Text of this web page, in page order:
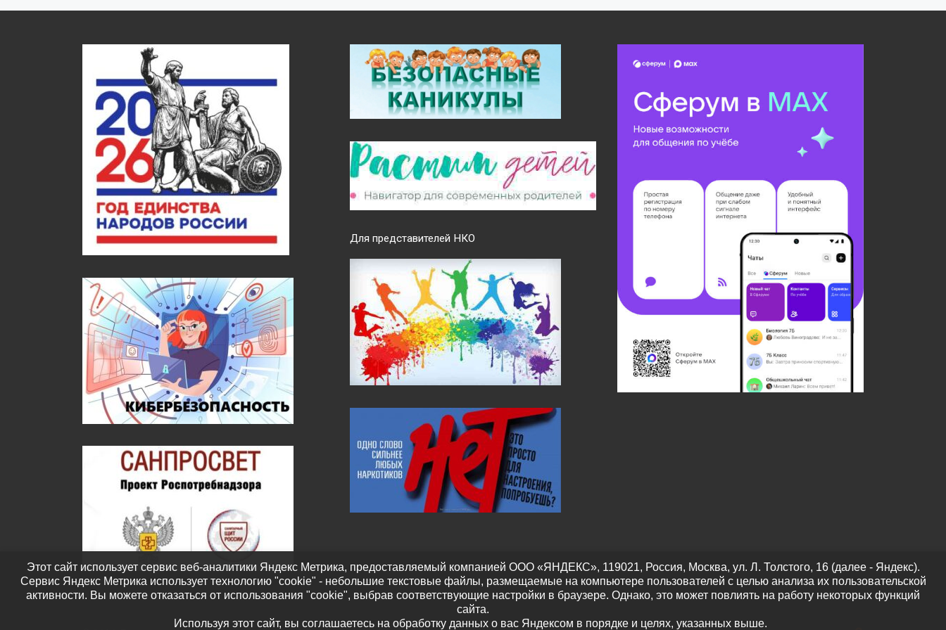
Для представителей НКО
Этот сайт использует сервис веб-аналитики Яндекс Метрика, предоставляемый компанией ООО «ЯНДЕКС», 119021, Россия, Москва, ул. Л. Толстого, 16 (далее - Яндекс).
Сервис Яндекс Метрика использует технологию "cookie" - небольшие текстовые файлы, размещаемые на компьютере пользователей с целью анализа их пользовательской
активности. Вы можете отказаться от использования "cookie", выбрав соответствующие настройки в браузере. Однако, это может повлиять на работу некоторых функций
сайта.
Используя этот сайт, вы соглашаетесь на обработку данных о вас Яндексом в порядке и целях, указанных выше.